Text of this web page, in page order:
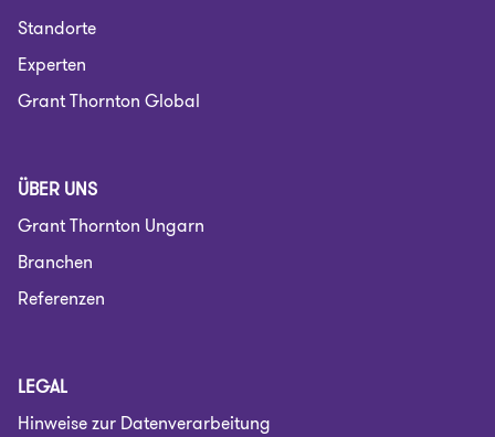
Standorte
Experten
Grant Thornton Global
ÜBER UNS
Grant Thornton Ungarn
Branchen
Referenzen
LEGAL
Hinweise zur Datenverarbeitung